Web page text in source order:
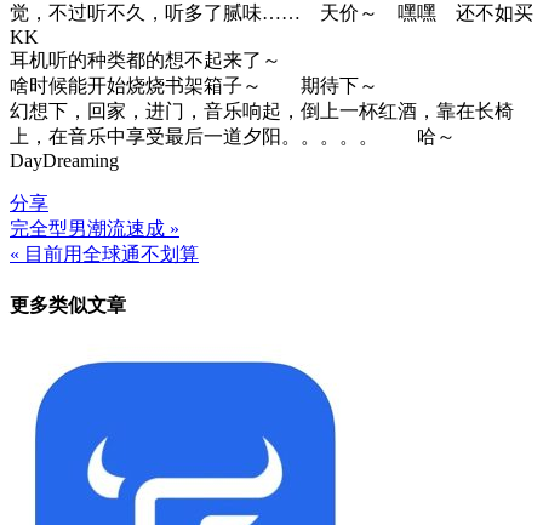
觉，不过听不久，听多了腻味…… 天价～ 嘿嘿 还不如买
KK
耳机听的种类都的想不起来了～
啥时候能开始烧烧书架箱子～ 期待下～
幻想下，回家，进门，音乐响起，倒上一杯红酒，靠在长椅
上，在音乐中享受最后一道夕阳。。。。。 哈～
DayDreaming
分享
文
章
导
完全型男潮流速成 »
« 目前用全球通不划算
更多类似文章